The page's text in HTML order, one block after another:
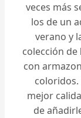
veces más
los de un
verano y
colección de
con
coloridos.
mejor
de